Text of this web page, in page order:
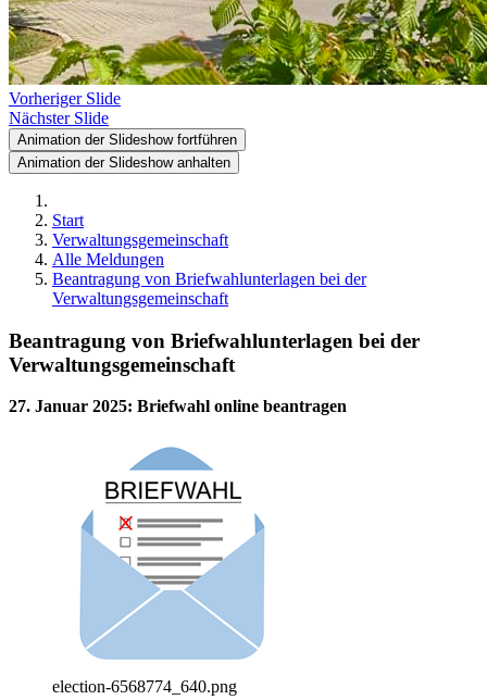
Vorheriger Slide
Nächster Slide
Animation der Slideshow fortführen
Animation der Slideshow anhalten
Start
Verwaltungsgemeinschaft
Alle Meldungen
Beantragung von Briefwahlunterlagen bei der
Verwaltungsgemeinschaft
Beantragung von Briefwahlunterlagen bei der
Verwaltungsgemeinschaft
27. Januar 2025: Briefwahl online beantragen
election-6568774_640.png